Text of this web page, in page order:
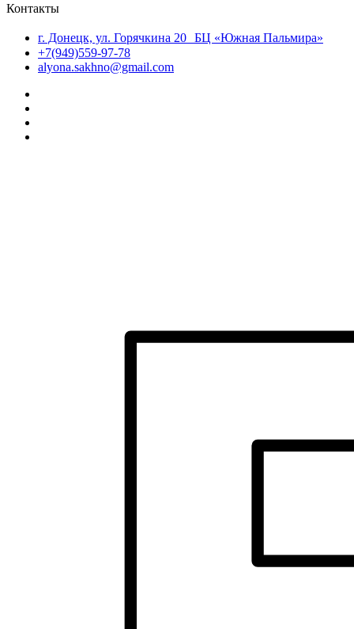
Контакты
г. Донецк, ул. Горячкина 20 БЦ «Южная Пальмира»
+7(949)559-97-78
alyona.sakhno@gmail.com